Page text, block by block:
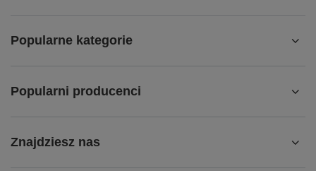
Popularne kategorie
Popularni producenci
Znajdziesz nas